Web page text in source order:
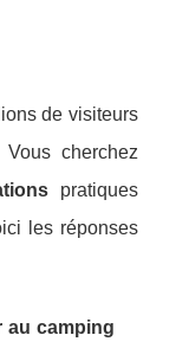
de visiteurs
Vous cherchez
pratiques
les réponses
au camping